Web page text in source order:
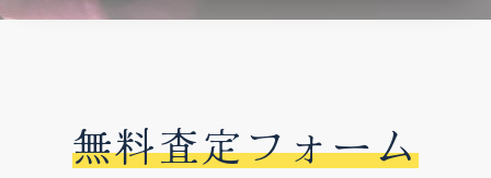
無料査定フォーム